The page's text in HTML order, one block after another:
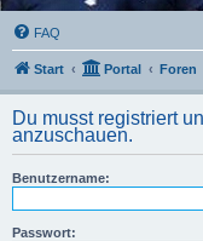
FAQ
Start Portal Foren
Du musst registriert
anzuschauen.
Benutzername:
Passwort: